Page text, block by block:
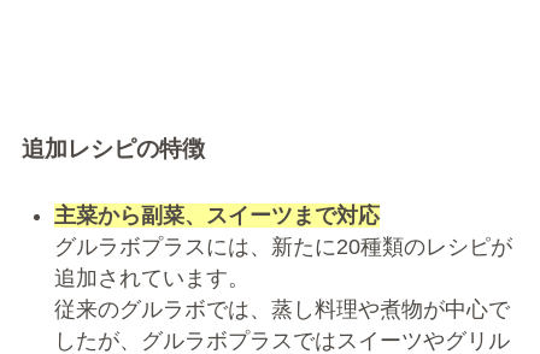
追加レシピの特徴
主菜から副菜、スイーツまで対応
グルラボプラスには、新たに20種類のレシピが
追加されています。
従来のグルラボでは、蒸し料理や煮物が中心で
したが、グルラボプラスではスイーツやグリル